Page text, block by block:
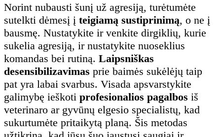
Norint nubausti šunį už agresiją, turėtumėte
sutelkti dėmesį į teigiamą sustiprinimą, o ne į
bausmę. Nustatykite ir venkite dirgiklių, kurie
sukelia agresiją, ir nustatykite nuoseklius
komandas bei rutiną. Laipsniškas
desensibilizavimas prie baimės sukėlėjų taip
pat yra labai svarbus. Visada apsvarstykite
galimybę ieškoti profesionalios pagalbos iš
veterinaro ar gyvūnų elgesio specialistų, kad
sukurtumėte pritaikytą planą. Šis metodas